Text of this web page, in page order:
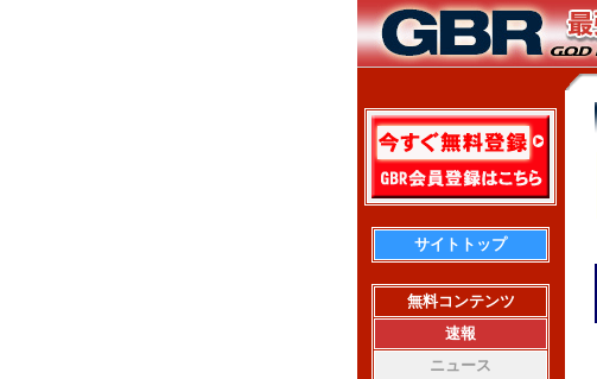
サイトトップ
無料コンテンツ
速報
ニュース